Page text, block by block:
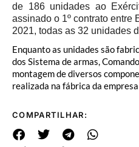
de 186 unidades ao
assinado o 1º contrato entre
2021, todas as 32 unidades
Enquanto as unidades são
dos Sistema de armas,
montagem de diversos
realizada na fábrica da
COMPARTILHAR: